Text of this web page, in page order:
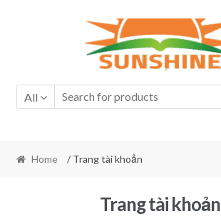
All
Home / Trang tài khoản
Trang tài khoản